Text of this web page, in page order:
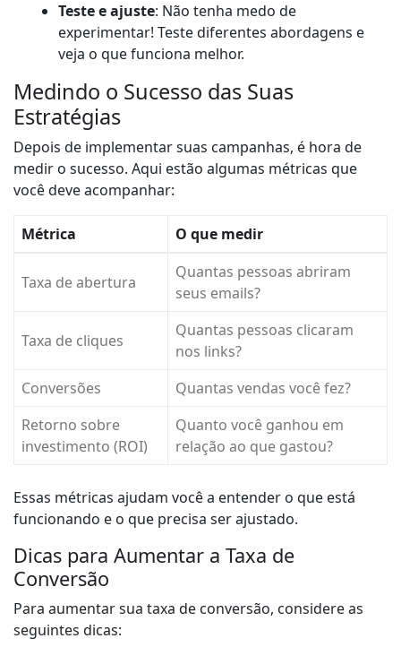
Teste e ajuste: Não tenha medo de
experimentar! Teste diferentes abordagens e
veja o que funciona melhor.
Medindo o Sucesso das Suas
Estratégias
Depois de implementar suas campanhas, é hora de
medir o sucesso. Aqui estão algumas métricas que
você deve acompanhar:
Métrica O que medir
Taxa de abertura
Quantas pessoas abriram
seus emails?
Taxa de cliques
Quantas pessoas clicaram
nos links?
Conversões
Quantas vendas você fez?
Retorno sobre
investimento (ROI)
Quanto você ganhou em
relação ao que gastou?
Essas métricas ajudam você a entender o que está
funcionando e o que precisa ser ajustado.
Dicas para Aumentar a Taxa de
Conversão
Para aumentar sua taxa de conversão, considere as
seguintes dicas: